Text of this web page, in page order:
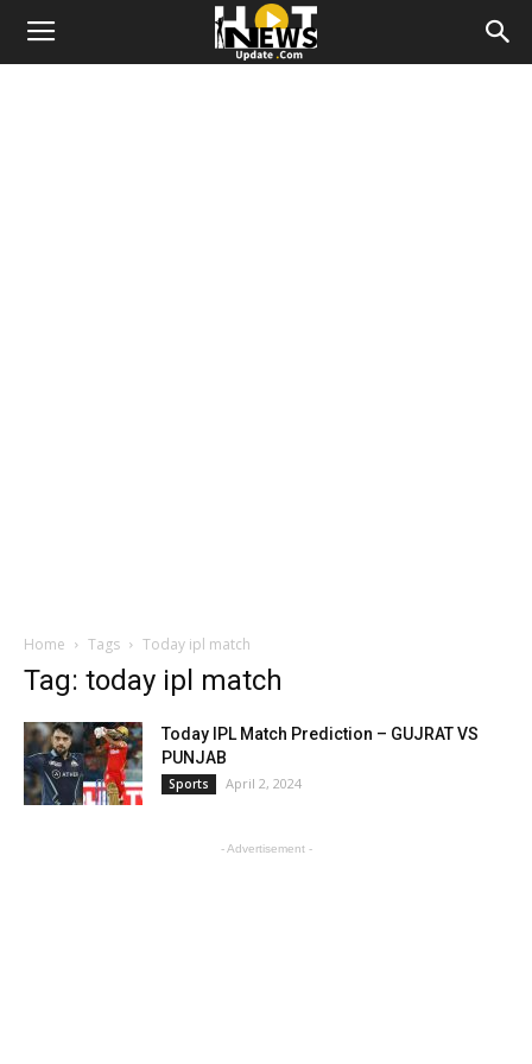
Home Tags Today ipl match
Tag: today ipl match
Today IPL Match Prediction – GUJRAT VS
PUNJAB
Sports April 2, 2024
- Advertisement -